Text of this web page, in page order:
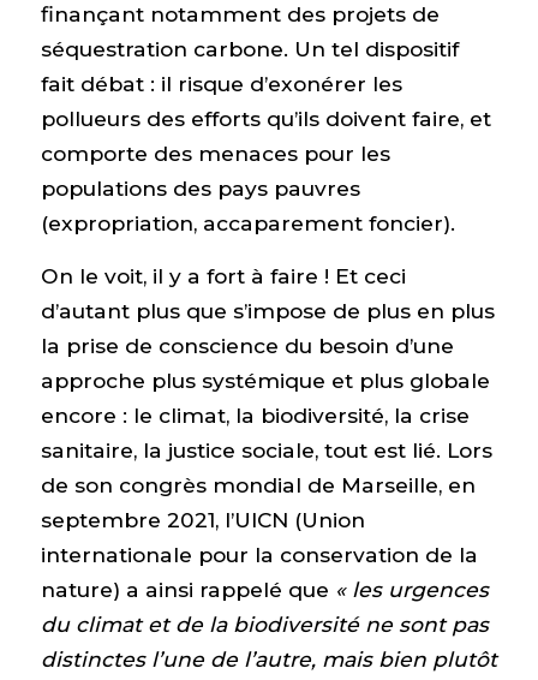
finançant notamment des projets de
séquestration carbone. Un tel dispositif
fait débat : il risque d’exonérer les
pollueurs des efforts qu’ils doivent faire, et
comporte des menaces pour les
populations des pays pauvres
(expropriation, accaparement foncier).
On le voit, il y a fort à faire ! Et ceci
d’autant plus que s’impose de plus en plus
la prise de conscience du besoin d’une
approche plus systémique et plus globale
encore : le climat, la biodiversité, la crise
sanitaire, la justice sociale, tout est lié. Lors
de son congrès mondial de Marseille, en
septembre 2021, l’UICN (Union
internationale pour la conservation de la
nature) a ainsi rappelé que « les urgences
du climat et de la biodiversité ne sont pas
distinctes l’une de l’autre, mais bien plutôt